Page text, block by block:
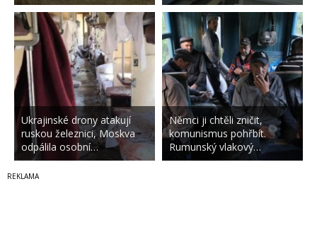
Ukrajinské drony atakují
ruskou železnici, Moskva
odpálila osobní…
Němci ji chtěli zničit,
komunismus pohřbít.
Rumunský vlakový…